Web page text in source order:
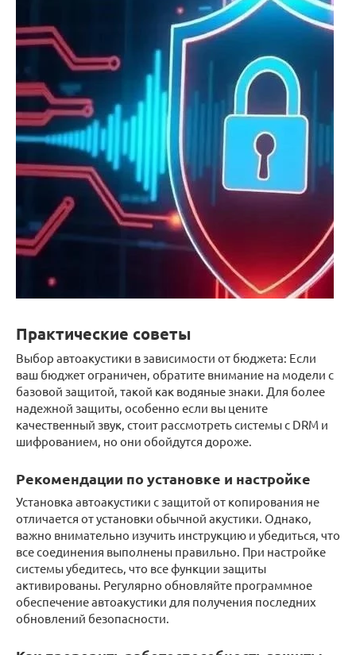
Практические советы
Выбор автоакустики в зависимости от бюджета: Если
ваш бюджет ограничен, обратите внимание на модели с
базовой защитой, такой как водяные знаки. Для более
надежной защиты, особенно если вы цените
качественный звук, стоит рассмотреть системы с DRM и
шифрованием, но они обойдутся дороже.
Рекомендации по установке и настройке
Установка автоакустики с защитой от копирования не
отличается от установки обычной акустики. Однако,
важно внимательно изучить инструкцию и убедиться, что
все соединения выполнены правильно. При настройке
системы убедитесь, что все функции защиты
активированы. Регулярно обновляйте программное
обеспечение автоакустики для получения последних
обновлений безопасности.